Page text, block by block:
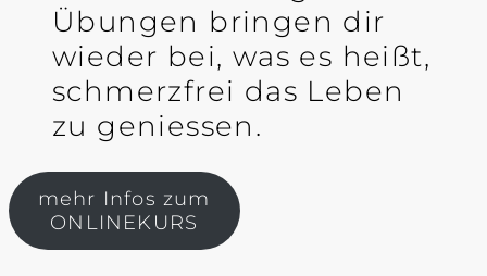
Übungen bringen dir
wieder bei, was es heißt,
schmerzfrei das Leben
zu geniessen.
mehr Infos zum
ONLINEKURS